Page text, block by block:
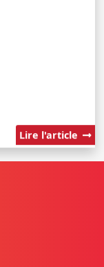
Lire l'article